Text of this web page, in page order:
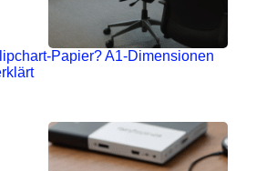
Papier? A1-Dimensionen